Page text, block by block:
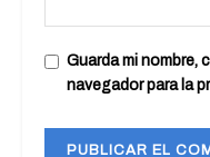
Guarda mi nombre,
navegador para la